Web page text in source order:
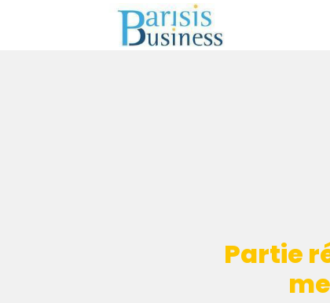
Partie